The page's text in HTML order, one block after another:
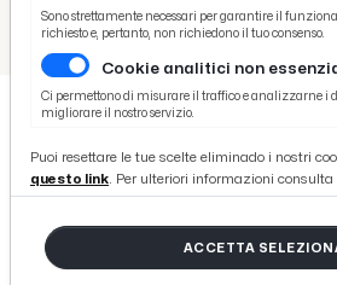
/ Comunicati
Gioia Furlanetto eletta nuova presidente di
Gioia Furlanetto
presidente di CNA
Ascoli Piceno
Sono strettamente necessari per garantire il
richiesto e, pertanto, non richiedono il tuo consenso.
Cookie analitici non
Ci permettono di misurare il traffico e analizzarne i
migliorare il nostro servizio.
Puoi resettare le tue scelte eliminado i nostri
questo link. Per ulteriori informazioni consulta
ACCETTA
Basket
Ciclismo